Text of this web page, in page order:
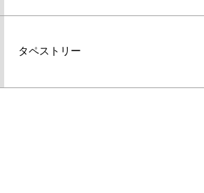
タペストリー